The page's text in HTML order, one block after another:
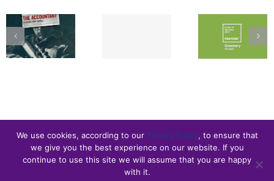
We use cookies, according to our Privacy Policy, to ensure that
we give you the best experience on our website. If you
continue to use this site we will assume that you are happy
with it.